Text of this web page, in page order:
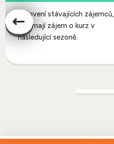
Oslovení stávajících zájemců,
zda mají zájem o kurz v
následující sezoně.